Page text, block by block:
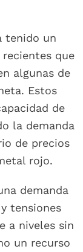
tenido un
que
algunas de
Estos
de
la demanda
de precios
rojo.
demanda
tensiones
a niveles sin
un recurso